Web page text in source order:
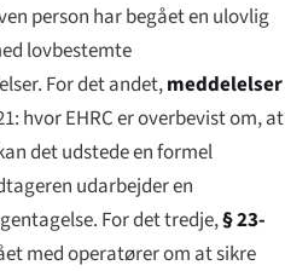
person har begået en ulovlig
lovbestemte
For det andet,meddelelser
hvor EHRC er overbevist om, at
det udstede en formel
udarbejder en
For det tredje,§ 23-
med operatører om at sikre